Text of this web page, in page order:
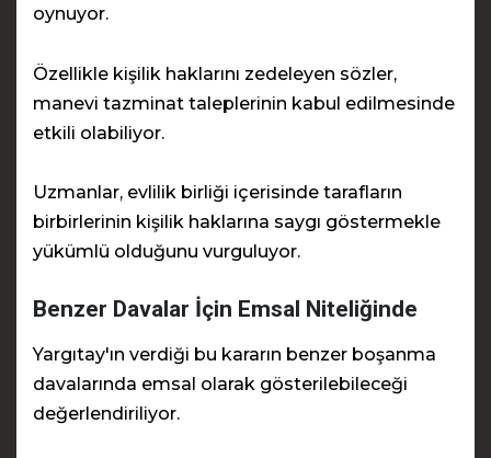
oynuyor.
Özellikle kişilik haklarını zedeleyen sözler,
manevi tazminat taleplerinin kabul edilmesinde
etkili olabiliyor.
Uzmanlar, evlilik birliği içerisinde tarafların
birbirlerinin kişilik haklarına saygı göstermekle
yükümlü olduğunu vurguluyor.
Benzer Davalar İçin Emsal Niteliğinde
Yargıtay'ın verdiği bu kararın benzer boşanma
davalarında emsal olarak gösterilebileceği
değerlendiriliyor.